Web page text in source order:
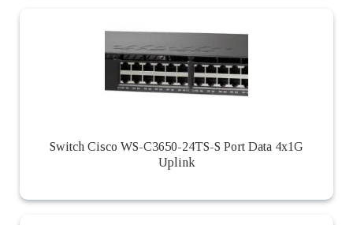
Switch Cisco WS-C3650-24TS-S Port Data 4x1G
Uplink